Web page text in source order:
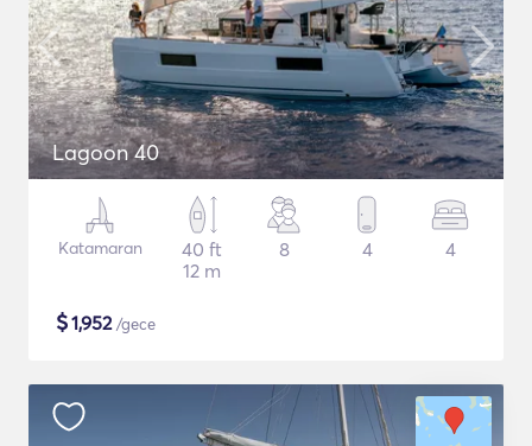
Lagoon 40
Katamaran
40 ft
12 m
8 4 4
$1,952/gece